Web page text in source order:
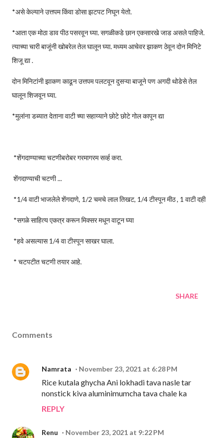
*असे केल्याने उत्तपम किंवा डोसा झटपट निघून येतो.
*आता एक मोठा डाव पीठ पसरवून घ्या. सगळीकडे छान एकसारखे जाड असले पाहिजे.
त्याच्या चारी बाजूंनी खोबरेल तेल घालून घ्या. मध्यम आचेवर झाकण ठेवून दोन मिनिटे
शिजू द्या .
दोन मिनिटांनी झाकण काढून उत्तपम पलटवून दुसऱ्या बाजूने पण अगदी थोडेसे तेल
घालून शिजवून घ्या.
*मुलांना डब्यात देताना वाटी च्या सहाय्याने छोटे छोटे गोल कापून द्या
*शेंगदाण्याच्या चटणीबरोबर गरमागरम सर्व्ह करा.
शेंगदाण्याची चटणी ...
*1/4 वाटी भाजलेले शेंगदाणे, 1/2 चमचे लाल तिखट, 1/4 टीस्पून मीठ , 1 वाटी दही
*सगळे साहित्य एकत्र करून मिक्सर मधून वाटून घ्या
*हवे असल्यास 1/4 वा टीस्पून साखर घाला.
* चटपटीत चटणी तयार आहे.
SHARE
Comments
Namrata November 23, 2021 at 6:28 PM
Rice kutala ghycha Ani lokhadi tava nasle tar
nonstick kiva aluminimumcha tava chale ka
REPLY
Renu November 23, 2021 at 9:22 PM